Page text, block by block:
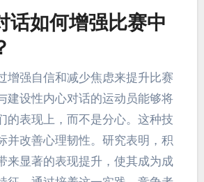
话如何增强比赛中
增强自信和减少焦虑来提升比赛
建设性内心对话的运动员能够将
的表现上，而不是分心。这种技
并改善心理韧性。研究表明，积
来显著的表现提升，使其成为成